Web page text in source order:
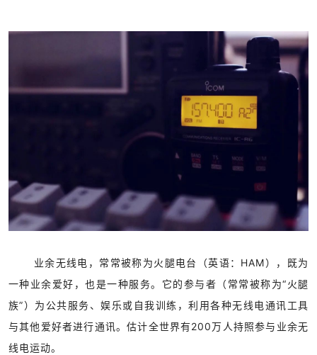
业余无线电，常常被称为火腿电台（英语：HAM），既为
一种业余爱好，也是一种服务。它的参与者（常常被称为“火腿
族”）为公共服务、娱乐或自我训练，利用各种无线电通讯工具
与其他爱好者进行通讯。估计全世界有200万人持照参与业余无
线电运动。